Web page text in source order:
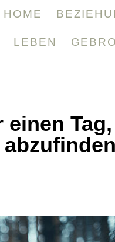
HOME
LEBEN